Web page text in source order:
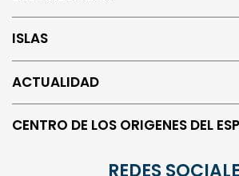
ISLAS
ACTUALIDAD
CENTRO DE LOS ORIGENES DEL